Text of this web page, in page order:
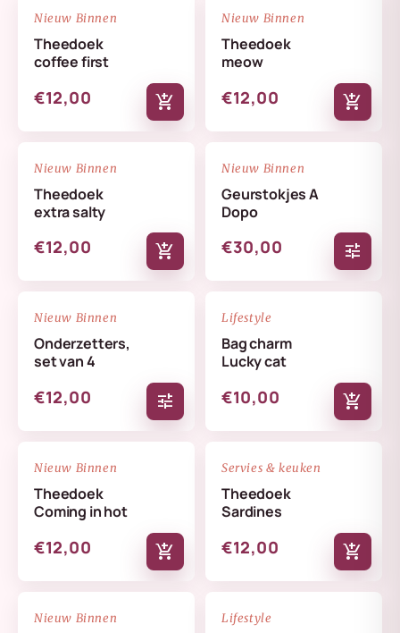
NIEUW
Nieuw Binnen
Theedoek
coffee first
€12,00 add_shopping_cart
NIEUW
Nieuw Binnen
Theedoek
meow
€12,00 add_shopping_cart
NIEUW
Nieuw Binnen
Theedoek
extra salty
€12,00 add_shopping_cart
NIEUW
Nieuw Binnen
Geurstokjes A
Dopo
€30,00 tune
NIEUW
Nieuw Binnen
Onderzetters,
set van 4
€12,00 tune
NIEUW
Lifestyle
Bag charm
Lucky cat
€10,00 add_shopping_cart
NIEUW
Nieuw Binnen
Theedoek
Coming in hot
€12,00 add_shopping_cart
NIEUW
Servies & keuken
Theedoek
Sardines
€12,00 add_shopping_cart
NIEUW
Nieuw Binnen NIEUW
Lifestyle